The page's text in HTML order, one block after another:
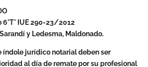
IUE 290-23/2012
y Ledesma, Maldonado.
índole jurídico notarial deben ser
al día de remate por su profesional